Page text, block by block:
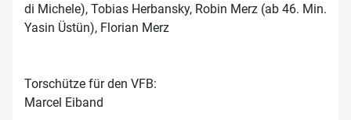
di Michele), Tobias Herbansky, Robin Merz (ab 46. Min.
Yasin Üstün), Florian Merz
Torschütze für den VFB:
Marcel Eiband